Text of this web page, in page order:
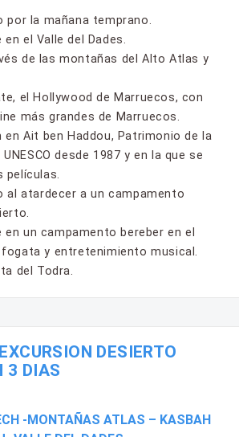
por la mañana temprano.
el Valle del Dades.
de las montañas del Alto Atlas y
el Hollywood de Marruecos, con
más grandes de Marruecos.
Ait ben Haddou, Patrimonio de la
desde 1987 y en la que se
películas.
al atardecer a un campamento
un campamento bereber en el
y entretenimiento musical.
del Todra.
DESIERTO
3 DIAS
-MONTAÑAS ATLAS – KASBAH